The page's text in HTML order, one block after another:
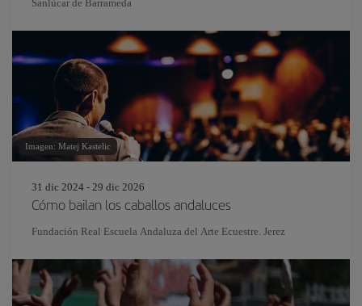
Sanlúcar de Barrameda
Imagen: Matej Kastelic
31 dic 2024 - 29 dic 2026
Cómo bailan los caballos andaluces
Fundación Real Escuela Andaluza del Arte Ecuestre. Jerez